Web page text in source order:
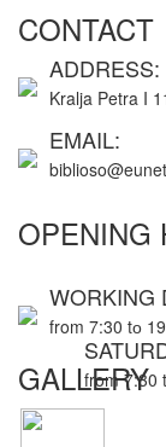
CONTACT
ADDRESS:
Kralja Petra I
EMAIL:
OPENING
WORKING
from 7:30 tо
from 7:30
GALLERY